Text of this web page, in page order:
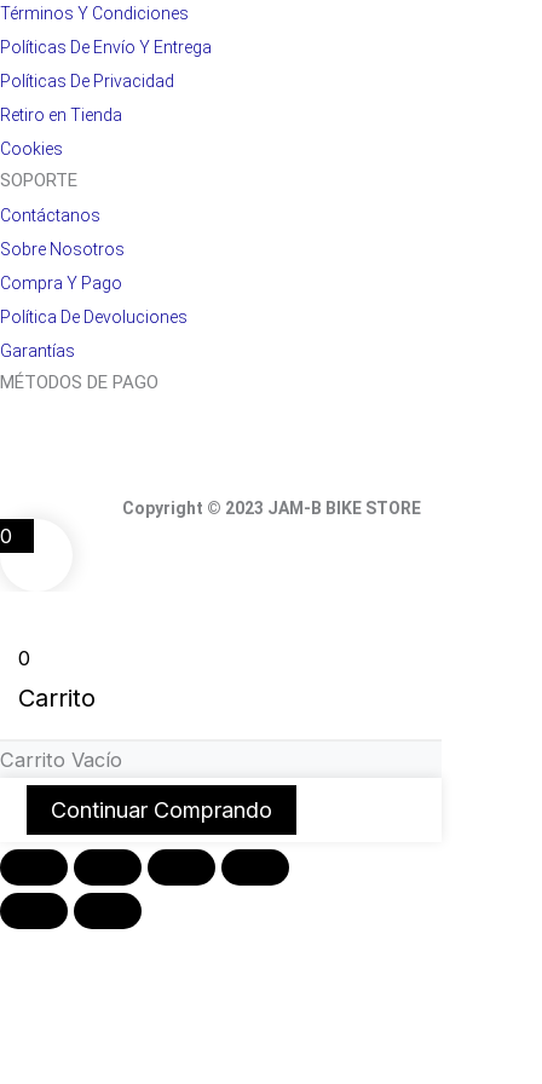
Términos Y Condiciones
Políticas De Envío Y Entrega
Políticas De Privacidad
Retiro en Tienda
Cookies
SOPORTE
Contáctanos
Sobre Nosotros
Compra Y Pago
Política De Devoluciones
Garantías
MÉTODOS DE PAGO
Copyright © 2023 JAM-B BIKE STORE
0
0
Carrito
Carrito Vacío
Continuar Comprando